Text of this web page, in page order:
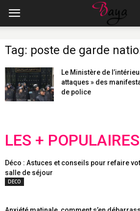
Tag: poste de garde
Le Ministère de
attaques » des
de police
LES + POPULAIRES
Déco : Astuces et conseils pour refaire
salle de séjour
DECO